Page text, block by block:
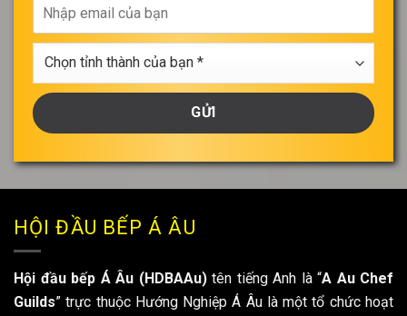
tư
vấnemail
của
bạn
tỉnh
thành
của
bạn
HỘI ĐẦU BẾP Á ÂU
Hội đầu bếp Á Âu (HDBAAu)tên tiếng Anh là “A Au Chef
Guilds” trực thuộc Hướng Nghiệp Á Âu là một tổ chức hoạt